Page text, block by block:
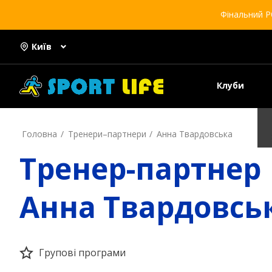
Фінальний
Київ
Клуби
Головна Тренери–партнери Анна Твардовська
Тренер-партнер
Анна
Групові програми